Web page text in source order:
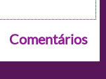
Comentários